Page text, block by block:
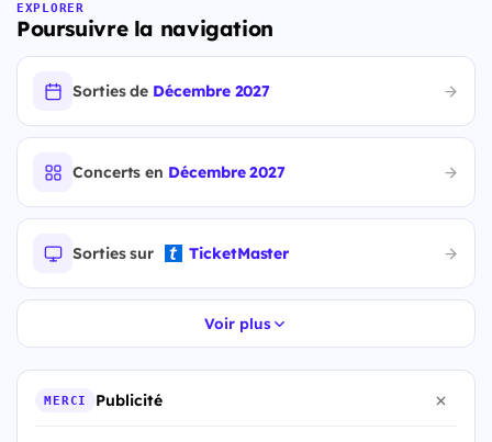
EXPLORER
Poursuivre la navigation
Sorties de Décembre 2027
Concerts en Décembre 2027
Sorties sur TicketMaster
Voir plus
MERCI Publicité